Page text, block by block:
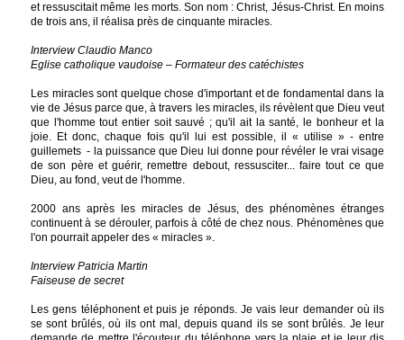
et ressuscitait même les morts. Son nom : Christ, Jésus-Christ. En moins
de trois ans, il réalisa près de cinquante miracles.
Interview Claudio Manco
Eglise catholique vaudoise – Formateur des catéchistes
Les miracles sont quelque chose d'important et de fondamental dans la
vie de Jésus parce que, à travers les miracles, ils révèlent que Dieu veut
que l'homme tout entier soit sauvé ; qu'il ait la santé, le bonheur et la
joie. Et donc, chaque fois qu'il lui est possible, il « utilise » - entre
guillemets - la puissance que Dieu lui donne pour révéler le vrai visage
de son père et guérir, remettre debout, ressusciter... faire tout ce que
Dieu, au fond, veut de l'homme.
2000 ans après les miracles de Jésus, des phénomènes étranges
continuent à se dérouler, parfois à côté de chez nous. Phénomènes que
l'on pourrait appeler des « miracles ».
Interview Patricia Martin
Faiseuse de secret
Les gens téléphonent et puis je réponds. Je vais leur demander où ils
se sont brûlés, où ils ont mal, depuis quand ils se sont brûlés. Je leur